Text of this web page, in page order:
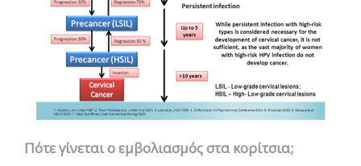
Πότε γίνεται ο εμβολιασμός στα κορίτσια;